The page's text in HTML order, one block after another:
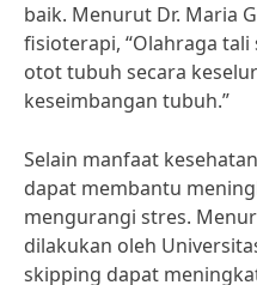
baik. Menurut Dr. Maria
fisioterapi, “Olahraga
otot tubuh secara
keseimbangan tubuh.”
Selain manfaat
dapat membantu
mengurangi stres.
dilakukan oleh
skipping dapat